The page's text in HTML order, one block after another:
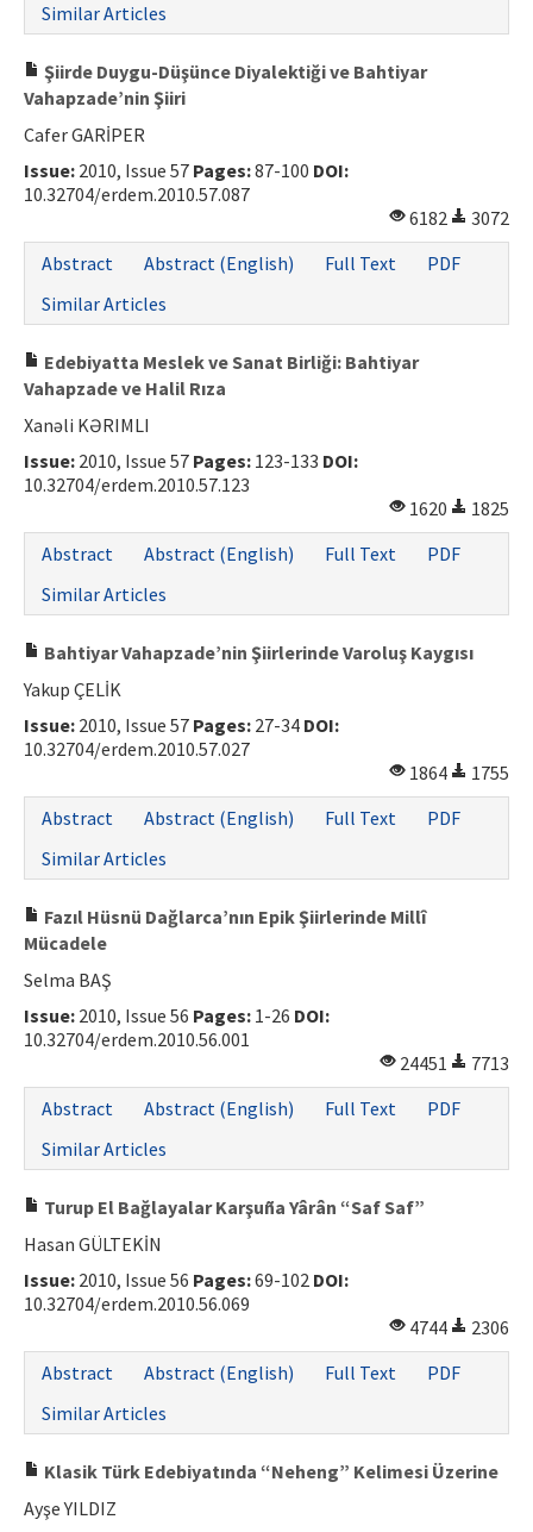
Similar Articles
Şiirde Duygu-Düşünce Diyalektiği ve Bahtiyar
Vahapzade’nin Şiiri
Cafer GARİPER
Issue: 2010, Issue 57 Pages:87-100 DOI:
10.32704/erdem.2010.57.087
6182
3072
Abstract
Abstract (English) Full Text
PDF
Similar Articles
Edebiyatta Meslek ve Sanat Birliği: Bahtiyar
Vahapzade ve Halil Rıza
Xanəli KƏRIMLI
Issue: 2010, Issue 57 Pages: 123-133 DOI:
10.32704/erdem.2010.57.123
1620
1825
Abstract
Abstract (English) Full Text
PDF
Similar Articles
Bahtiyar Vahapzade’nin Şiirlerinde Varoluş Kaygısı
Yakup ÇELİK
Issue: 2010, Issue 57 Pages: 27-34 DOI:
10.32704/erdem.2010.57.027
1864
1755
Abstract
Abstract (English) Full Text
PDF
Similar Articles
Fazıl Hüsnü Dağlarca’nın Epik Şiirlerinde Millî
Mücadele
Selma BAŞ
Issue: 2010, Issue 56 Pages: 1-26 DOI:
10.32704/erdem.2010.56.001
24451
7713
Abstract
Abstract (English) Full Text
PDF
Similar Articles
Turup El Bağlayalar Karşuña Yârân “Saf Saf”
Hasan GÜLTEKİN
Issue: 2010, Issue 56 Pages:69-102 DOI:
10.32704/erdem.2010.56.069
4744
2306
Abstract
Abstract (English) Full Text
PDF
Similar Articles
Klasik Türk Edebiyatında “Neheng” Kelimesi Üzerine
Ayşe YILDIZ